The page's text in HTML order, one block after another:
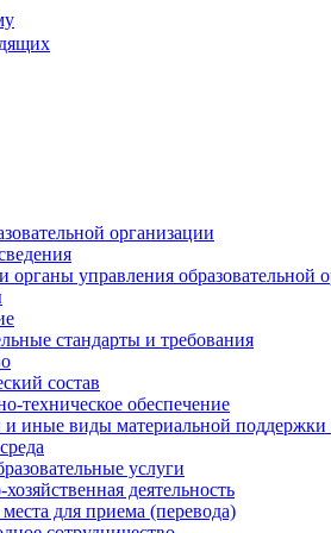
организации
органы управления образовательной
стандарты и требования
состав
техническое обеспечение
иные виды материальной
услуги
деятельность
для приема (перевода)